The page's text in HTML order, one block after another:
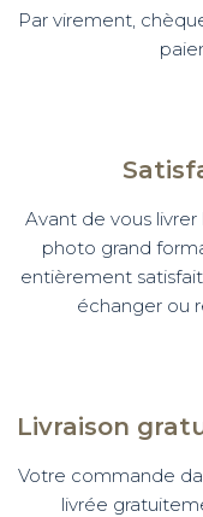
Par virement,
Avant de vous
photo grand
entièrement
échanger ou
Livraison
Votre commande
livrée